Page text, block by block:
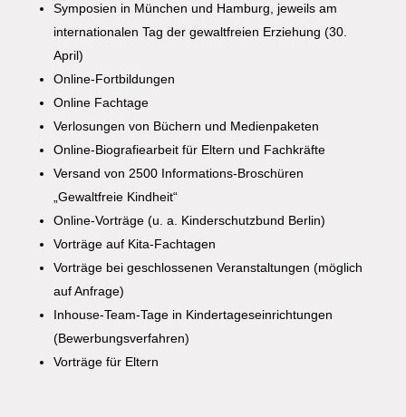
Symposien in München und Hamburg, jeweils am
internationalen Tag der gewaltfreien Erziehung (30.
April)
Online-Fortbildungen
Online Fachtage
Verlosungen von Büchern und Medienpaketen
Online-Biografiearbeit für Eltern und Fachkräfte
Versand von 2500 Informations-Broschüren
„Gewaltfreie Kindheit“
Online-Vorträge (u. a. Kinderschutzbund Berlin)
Vorträge auf Kita-Fachtagen
Vorträge bei geschlossenen Veranstaltungen (möglich
auf Anfrage)
Inhouse-Team-Tage in Kindertageseinrichtungen
(Bewerbungsverfahren)
Vorträge für Eltern